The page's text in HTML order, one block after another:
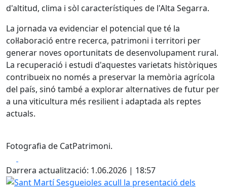
d'altitud, clima i sòl característiques de l'Alta Segarra.
La jornada va evidenciar el potencial que té la
col·laboració entre recerca, patrimoni i territori per
generar noves oportunitats de desenvolupament rural.
La recuperació i estudi d'aquestes varietats històriques
contribueix no només a preservar la memòria agrícola
del país, sinó també a explorar alternatives de futur per
a una viticultura més resilient i adaptada als reptes
actuals.
Fotografia de CatPatrimoni.
Darrera actualització: 1.06.2026 | 18:57
Sant Martí Sesgueioles acull la presentació dels